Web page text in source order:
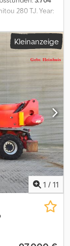
280 TJ. Year:
Djdpfezr N Dysx
+ 110 kg.
m/s. Max lateral
Max working
385/45-28
and
offers and
by Heinhuis
of response
and Conditions
note of these
netto
Rad zGG:
cm CE-
Zustand:
Kleinanzeige
1 / 11